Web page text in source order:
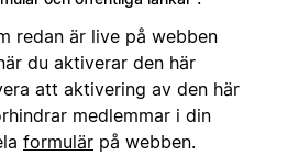
redan är live på webben
du aktiverar den här
att aktivering av den här
medlemmar i din
formulär på webben.